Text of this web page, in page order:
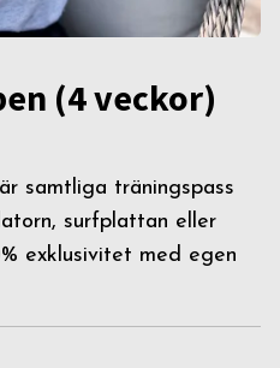
(4 veckor)
samtliga träningspass
surfplattan eller
exklusivitet med egen